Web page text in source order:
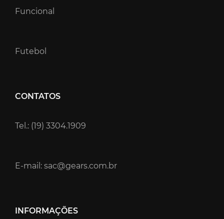
Funcional
Futebol
CONTATOS
Tel.: (19) 3304.1909
E-mail: sac@gears.com.br
INFORMAÇÕES